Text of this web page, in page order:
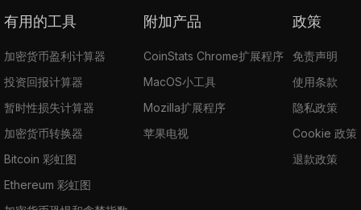
有用的工具
加密货币盈利计算器
投资回报计算器
暂时性损失计算器
加密货币转换器
Bitcoin 彩虹图
Ethereum 彩虹图
附加产品
CoinStats Chrome扩展程序
MacOS小工具
Mozilla扩展程序
苹果电视
政策
免责声明
使用条款
隐私政策
Cookie 政策
退款政策